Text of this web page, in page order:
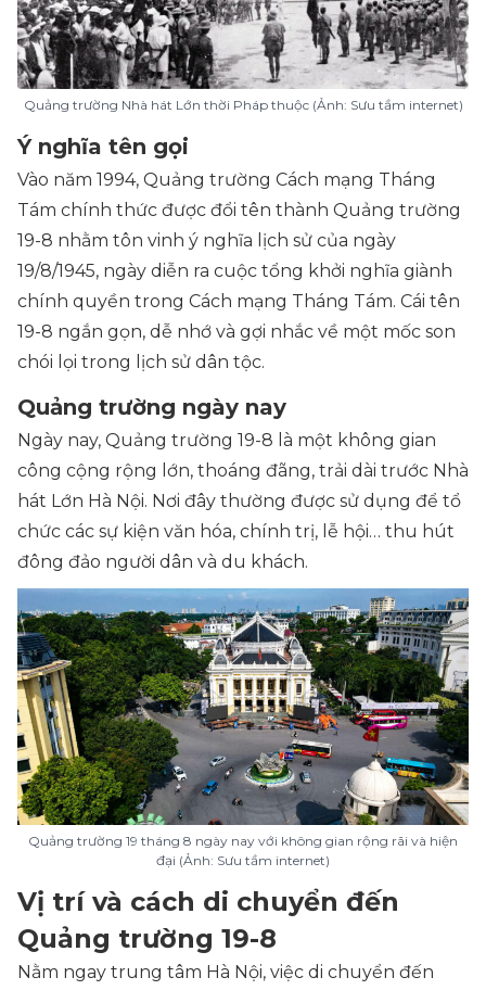
Quảng trường Nhà hát Lớn thời Pháp thuộc (Ảnh: Sưu tầm internet)
Ý nghĩa tên gọi
Vào năm 1994, Quảng trường Cách mạng Tháng
Tám chính thức được đổi tên thành Quảng trường
19-8 nhằm tôn vinh ý nghĩa lịch sử của ngày
19/8/1945, ngày diễn ra cuộc tổng khởi nghĩa giành
chính quyền trong Cách mạng Tháng Tám. Cái tên
19-8 ngắn gọn, dễ nhớ và gợi nhắc về một mốc son
chói lọi trong lịch sử dân tộc.
Quảng trường ngày nay
Ngày nay, Quảng trường 19-8 là một không gian
công cộng rộng lớn, thoáng đãng, trải dài trước Nhà
hát Lớn Hà Nội. Nơi đây thường được sử dụng để tổ
chức các sự kiện văn hóa, chính trị, lễ hội… thu hút
đông đảo người dân và du khách.
Quảng trường 19 tháng 8 ngày nay với không gian rộng rãi và hiện
đại (Ảnh: Sưu tầm internet)
Vị trí và cách di chuyển đến
Quảng trường 19-8
Nằm ngay trung tâm Hà Nội, việc di chuyển đến